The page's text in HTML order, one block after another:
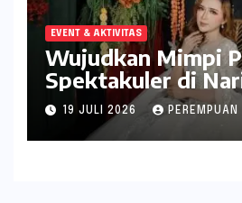
EVENT & AKTIVITAS
Wujudkan Mimpi
Spektakuler di
Surabaya
19 JULI 2026